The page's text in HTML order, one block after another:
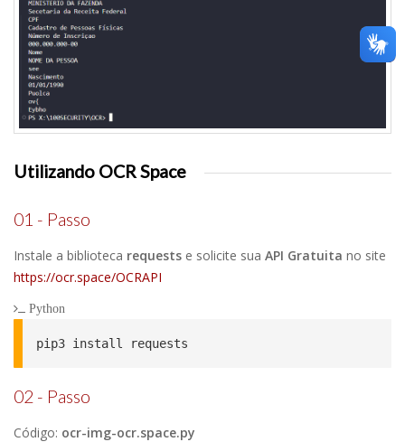
Utilizando OCR Space
01 - Passo
Instale a biblioteca requests e solicite sua API Gratuita no site
https://ocr.space/OCRAPI
Python
pip3 install requests
02 - Passo
Código: ocr-img-ocr.space.py